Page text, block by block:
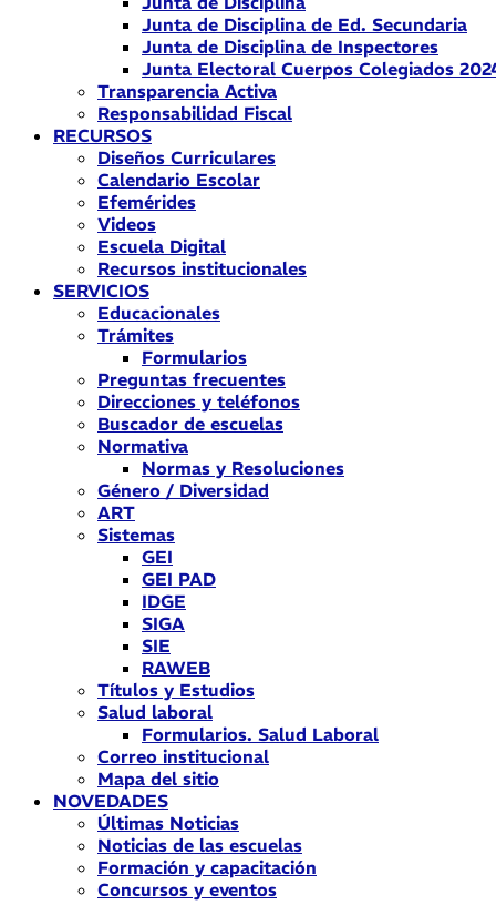
Junta de Disciplina de Ed. Secundaria
Junta de Disciplina de Inspectores
Junta Electoral Cuerpos Colegiados
Transparencia Activa
Responsabilidad Fiscal
RECURSOS
Diseños Curriculares
Calendario Escolar
Efemérides
Videos
Escuela Digital
Recursos institucionales
SERVICIOS
Educacionales
Trámites
Formularios
Preguntas frecuentes
Direcciones y teléfonos
Buscador de escuelas
Normativa
Normas y Resoluciones
Género / Diversidad
ART
Sistemas
GEI
GEI PAD
IDGE
SIGA
SIE
RAWEB
Títulos y Estudios
Salud laboral
Formularios. Salud Laboral
Correo institucional
Mapa del sitio
NOVEDADES
Últimas Noticias
Noticias de las escuelas
Formación y capacitación
Concursos y eventos